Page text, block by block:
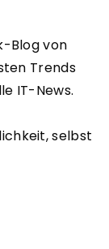
Blog von
Trends
IT-News.
selbst